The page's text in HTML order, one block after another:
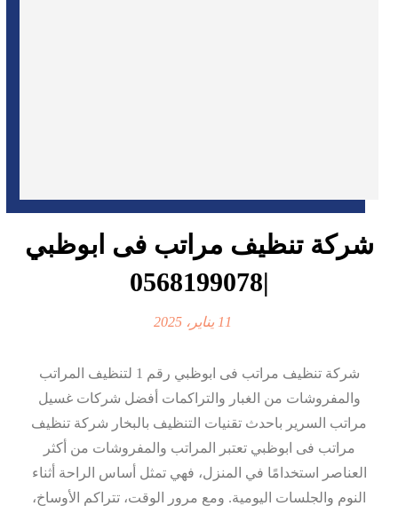
شركة تنظيف مراتب فى ابوظبي
|0568199078
11 يناير، 2025
شركة تنظيف مراتب فى ابوظبي رقم 1 لتنظيف المراتب
والمفروشات من الغبار والتراكمات أفضل شركات غسيل
مراتب السرير باحدث تقنيات التنظيف بالبخار شركة تنظيف
مراتب فى ابوظبي تعتبر المراتب والمفروشات من أكثر
العناصر استخدامًا في المنزل، فهي تمثل أساس الراحة أثناء
النوم والجلسات اليومية. ومع مرور الوقت، تتراكم الأوساخ،